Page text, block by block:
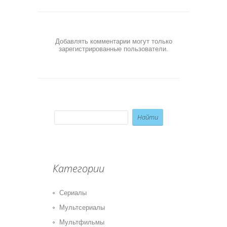
Добавлять комментарии могут только
зарегистрированные пользователи.
Категории
Сериалы
Мультсериалы
Мультфильмы